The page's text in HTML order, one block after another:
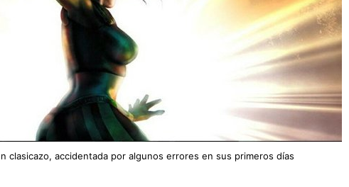
clasicazo, accidentada por algunos errores en sus primeros días